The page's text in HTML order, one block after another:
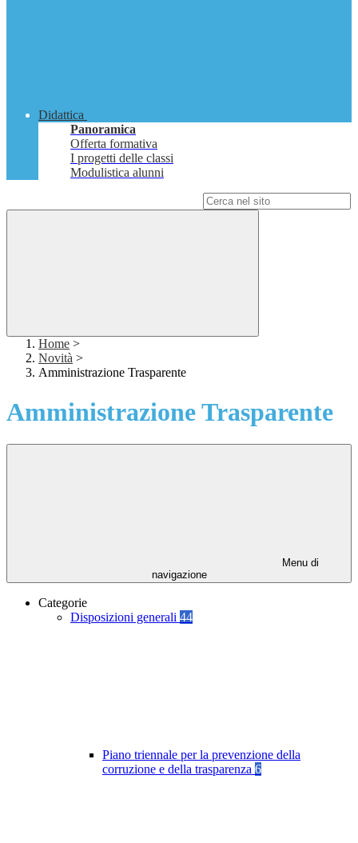
Didattica
Panoramica
Offerta formativa
I progetti delle classi
Modulistica alunni
Home >
Novità >
Amministrazione Trasparente
Amministrazione Trasparente
Menu di
navigazione
Categorie
Disposizioni generali 44
Piano triennale per la prevenzione della
corruzione e della trasparenza 6